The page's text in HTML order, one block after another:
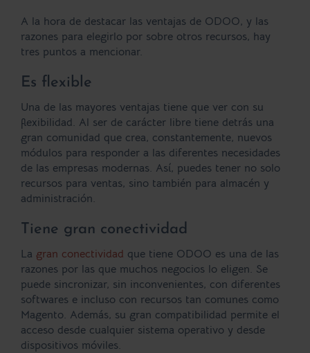
A la hora de destacar las ventajas de ODOO, y las
razones para elegirlo por sobre otros recursos, hay
tres puntos a mencionar.
Es flexible
Una de las mayores ventajas tiene que ver con su
flexibilidad. Al ser de carácter libre tiene detrás una
gran comunidad que crea, constantemente, nuevos
módulos para responder a las diferentes necesidades
de las empresas modernas. Así, puedes tener no solo
recursos para ventas, sino también para almacén y
administración.
Tiene gran conectividad
La gran conectividad que tiene ODOO es una de las
razones por las que muchos negocios lo eligen. Se
puede sincronizar, sin inconvenientes, con diferentes
softwares e incluso con recursos tan comunes como
Magento. Además, su gran compatibilidad permite el
acceso desde cualquier sistema operativo y desde
dispositivos móviles.